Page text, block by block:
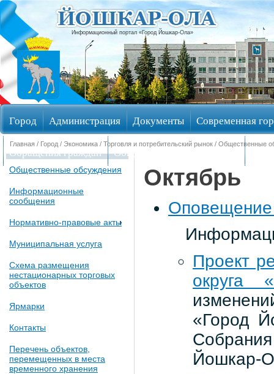
Информационный портал «Город Йошкар-Ола»
Город Администрация Документы Современная
Обращения граждан Общественные обсуждения
Главная / Город / Экономика / Торговля и потребительский рынок / Общественные
Общественные обсуждения
Информационные
сообщения
Нормативно-правовые акты
Муниципальная услуга
Схема размещения
нестационарных торговых
объектов
Ярмарки
Контакты
Перечень объектов,
перемещенных в места
временного хранения
Октябрь
Оповещение
Проект
округа
«Город
Йошкар-